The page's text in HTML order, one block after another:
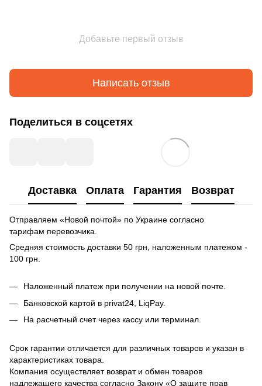
Добавьте первый отзыв
Написать отзыв
Поделиться в соцсетях
Доставка Оплата Гарантия Возврат
Отправляем «Новой почтой» по Украине согласно
тарифам перевозчика.
Средняя стоимость доставки 50 грн, наложенным платежом -
100 грн.
Наложенный платеж при получении на новой почте.
Банковской картой в privat24, LiqPay.
На расчетный счет через кассу или терминал.
Срок гарантии отличается для различных товаров и указан в
характеристиках товара.
Компания осуществляет возврат и обмен товаров
надлежащего качества согласно Закону «О защите прав